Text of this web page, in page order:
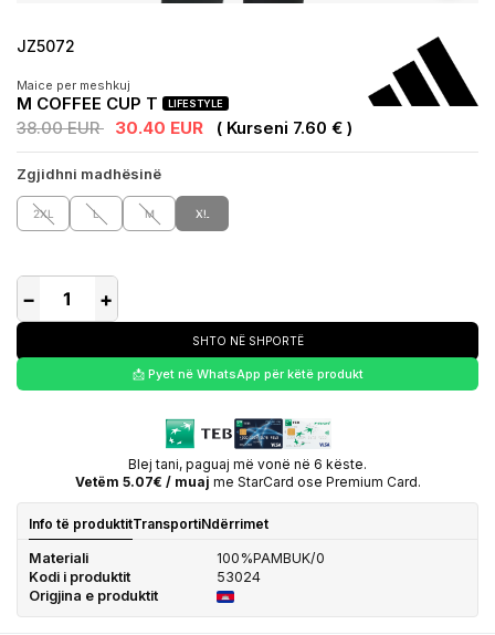
JZ5072
Maice per meshkuj
M COFFEE CUP T LIFESTYLE
38.00 EUR 30.40 EUR ( Kurseni 7.60 € )
Zgjidhni madhësinë
2XL L M XL
− +
SHTO NË SHPORTË
📩 Pyet në WhatsApp për këtë produkt
Blej tani, paguaj më vonë në 6 këste.
Vetëm 5.07€ / muaj me StarCard ose Premium Card.
Info të produktitTransportiNdërrimet
Materiali
100%PAMBUK/0
Kodi i produktit
53024
Origjina e produktit